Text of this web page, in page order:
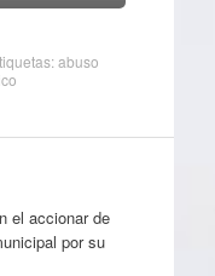
abuso
el accionar de
por su